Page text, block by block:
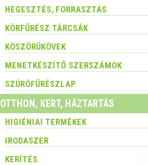
HEGESZTÉS, FORRASZTÁS
KÖRFŰRÉSZ TÁRCSÁK
KÖSZÖRŰKÖVEK
MENETKÉSZÍTŐ SZERSZÁMOK
SZÚRÓFŰRÉSZLAP
OTTHON, KERT, HÁZTARTÁS
HIGIÉNIAI TERMÉKEK
IRODASZER
KERÍTÉS